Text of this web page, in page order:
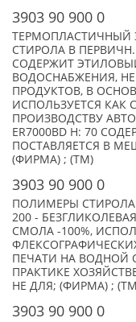
3903 90 900 0
ТЕРМОПЛАСТИЧНЫЙ
СТИРОЛА В
СОДЕРЖИТ
ВОДОСНАБЖЕНИЯ,
ПРОДУКТОВ, В
ИСПОЛЬЗУЕТСЯ КАК
ПРОИЗВОДСТВУ
ER7000BD H: 70
ПОСТАВЛЯЕТСЯ В
(ФИРМА) ; (TM)
3903 90 900 0
ПОЛИМЕРЫ СТИРОЛА
200 -
СМОЛА -100%,
ПЕЧАТИ НА ВОДНОЙ
ПРАКТИКЕ
НЕ ДЛЯ; (ФИРМА) ;
3903 90 900 0